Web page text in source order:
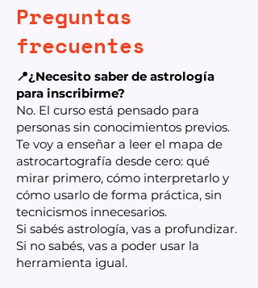
Preguntas
frecuentes
📍¿Necesito saber de astrología
para inscribirme?
No. El curso está pensado para
personas sin conocimientos previos.
Te voy a enseñar a leer el mapa de
astrocartografía desde cero: qué
mirar primero, cómo interpretarlo y
cómo usarlo de forma práctica, sin
tecnicismos innecesarios.
Si sabés astrología, vas a profundizar.
Si no sabés, vas a poder usar la
herramienta igual.